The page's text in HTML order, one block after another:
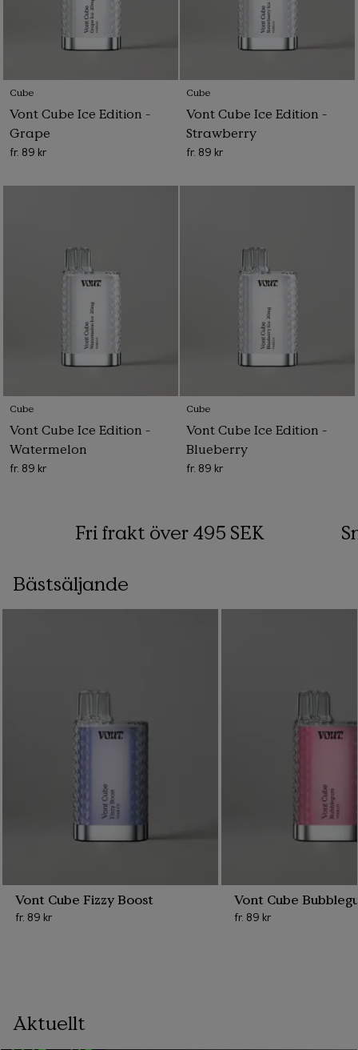
Cube
Vont Cube Ice Edition -
Grape
fr. 89 kr
Cube
Vont Cube Ice Edition -
Strawberry
fr. 89 kr
Cube
Vont Cube Ice Edition -
Watermelon
fr. 89 kr
Cube
Vont Cube Ice Edition -
Blueberry
fr. 89 kr
Fri frakt över 495 SEK
Bästsäljande
Vont Cube Fizzy Boost
fr. 89 kr
Vont Cube
fr. 89 kr
Aktuellt